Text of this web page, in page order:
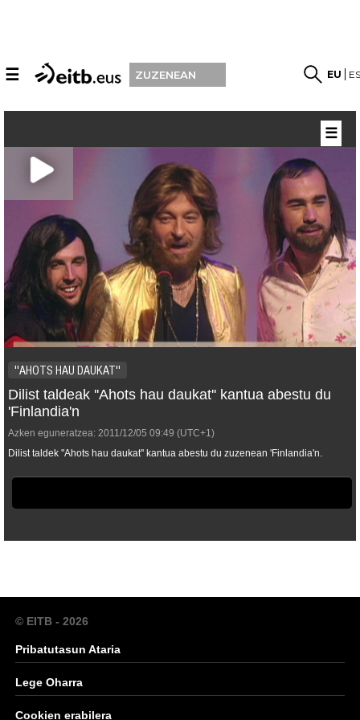
☰ ZUZENEAN EU
''AHOTS HAU DAUKAT''
Dilist taldeak ''Ahots hau daukat'' kantua abestu du
'Finlandia'n
Azken eguneratzea: 2011/12/05 09:49 (UTC+1)
Dilist taldek ''Ahots hau daukat'' kantua abestu du zuzenean 'Finlandia'n.
☰
© EITB - 2026
Pribatutasun Ataria
Lege Oharra
Cookien erabilera